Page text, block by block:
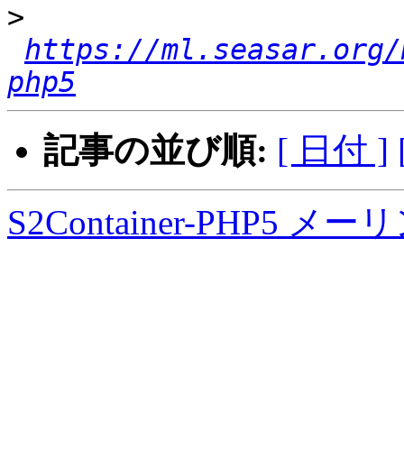
>
https://
php5
記事の並び順: [ 日付 ]
S2Container-PHP5 メー